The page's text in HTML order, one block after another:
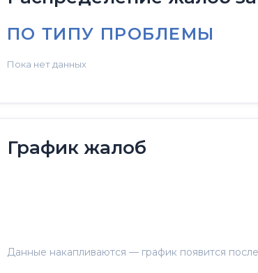
ПО ТИПУ ПРОБЛЕМЫ
Пока нет данных
График жалоб
Данные накапливаются — график появится